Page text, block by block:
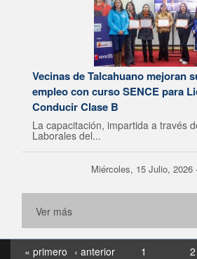
Vecinas de Talcahuano mejoran
empleo con curso SENCE para
Conducir Clase B
La capacitación, impartida a través
Laborales del...
Miércoles, 15 Julio, 2026
Ver más
« primero ‹ anterior 1 2